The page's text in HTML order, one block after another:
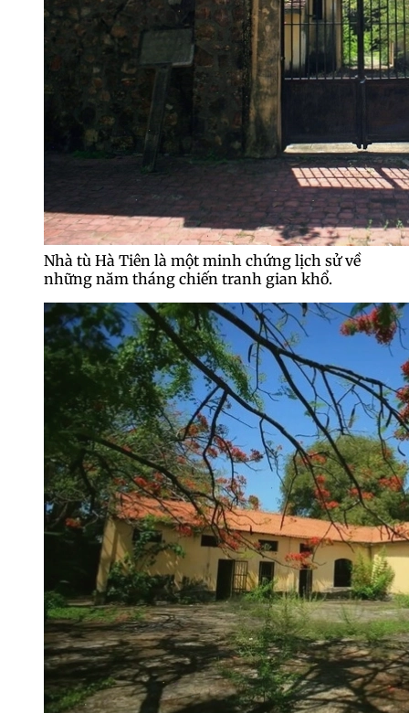
Nhà tù Hà Tiên là một minh chứng lịch sử về
những năm tháng chiến tranh gian khổ.